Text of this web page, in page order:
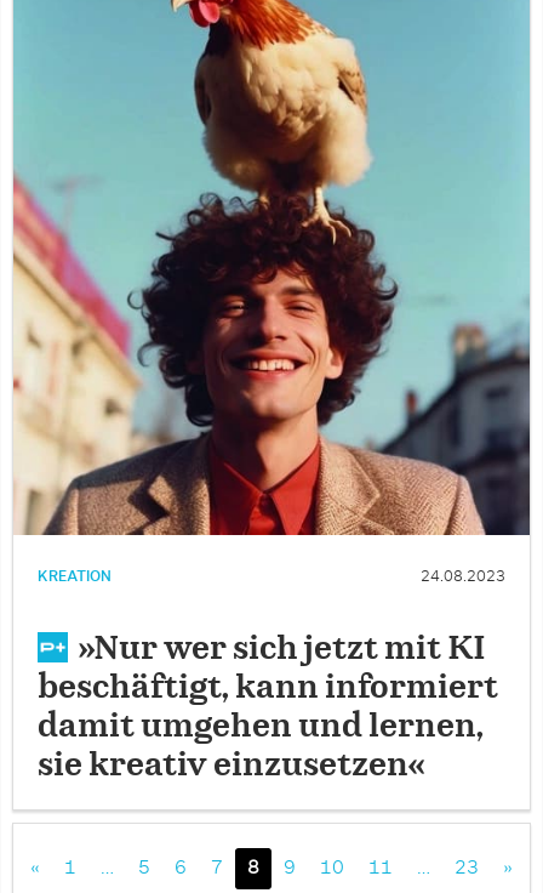
KREATION 24.08.2023
»Nur wer sich jetzt mit KI
beschäftigt, kann informiert
damit umgehen und lernen,
sie kreativ einzusetzen«
« 1 … 5 6 7 8 9 10 11 … 23 »